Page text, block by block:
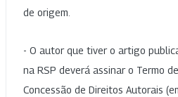
de origem.
- O autor que tiver o artigo
na RSP deverá assinar o Termo de
Concessão de Direitos Autorais